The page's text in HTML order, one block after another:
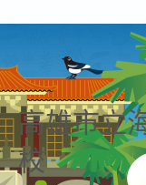
高雄市立
校